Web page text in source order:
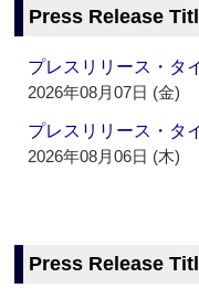
Press Release
プレスリリース・
2026年08月07日 (金)
プレスリリース・
2026年08月06日 (木)
Press Release